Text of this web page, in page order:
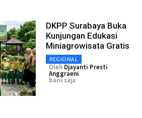
DKPP Surabaya Buka
Kunjungan Edukasi
Miniagrowisata Gratis
REGIONAL
Oleh Djayanti Presti
Anggraeni
baru saja